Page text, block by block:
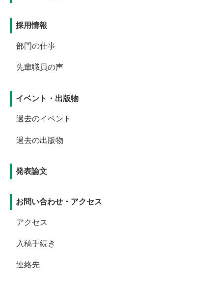
採用情報
部門の仕事
先輩職員の声
イベント・出版物
過去のイベント
過去の出版物
発表論文
お問い合わせ・アクセス
アクセス
入稿手続き
連絡先